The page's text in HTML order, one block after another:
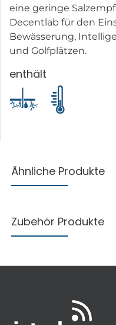
eine geringe
Decentlab für den
Bewässerung,
und Golfplätzen.
enthält
Ähnliche Produkte
Zubehör Produkte